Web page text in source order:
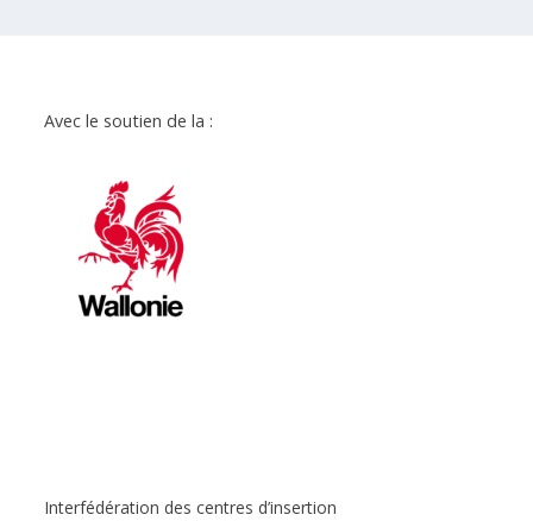
Avec le soutien de la :
Interfédération des centres d’insertion